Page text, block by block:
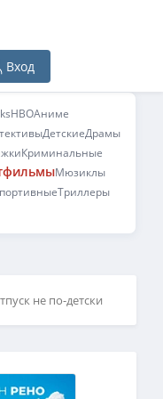
Вход
HBOАниме
ДетскиеДрамы
Криминальные
Мюзиклы
Триллеры
не по-детски